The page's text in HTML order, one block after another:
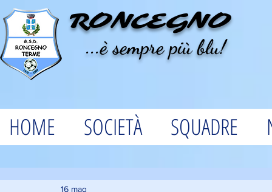
RONCEGNO
...è sempre più blu!
HOME SOCIETÀ SQUADRE
16 mag